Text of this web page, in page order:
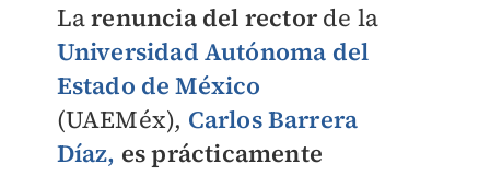
Larenuncia del rectorde la
Universidad Autónoma del
Estado de México
(UAEMéx), Carlos Barrera
Díaz, es prácticamente